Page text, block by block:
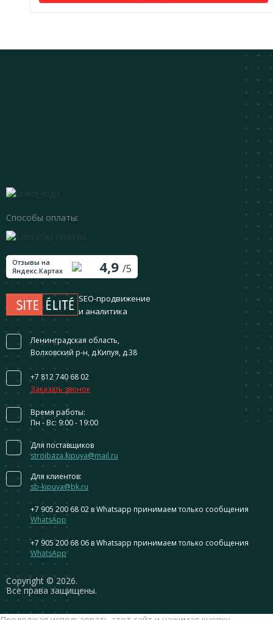
Сopyright © 2026.
Все права защищены.
Способы оплаты:
Отзывы на
Яндекс.Картах
4,9 /5
SEO-продвижение
и аналитика
Ленинградская область,
Волховский р-н, д.Кипуя, д.38
+7 812 740 68 02
Заказать звонок
Время работы:
Пн - Вс: 9:00 - 19:00
Для поставщиков
stroibaza.kipuya@mail.ru
Для клиентов:
sb-kipuya@bk.ru
+7 905 200 68 02 в Whatsapp принимаем только сообщения
WhatsApp
+7 905 200 68 06 в Whatsapp принимаем только сообщения
WhatsApp